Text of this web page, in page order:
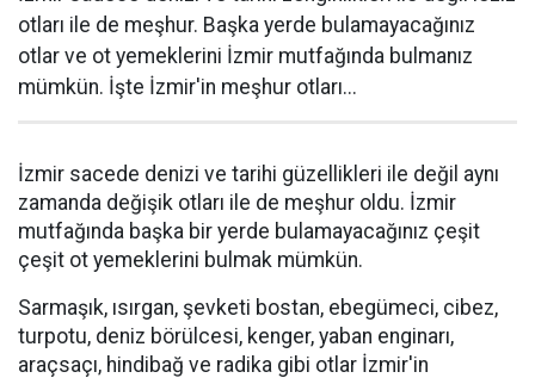
otları ile de meşhur. Başka yerde bulamayacağınız
otlar ve ot yemeklerini İzmir mutfağında bulmanız
mümkün. İşte İzmir'in meşhur otları...
İzmir sacede denizi ve tarihi güzellikleri ile değil aynı
zamanda değişik otları ile de meşhur oldu. İzmir
mutfağında başka bir yerde bulamayacağınız çeşit
çeşit ot yemeklerini bulmak mümkün.
Sarmaşık, ısırgan, şevketi bostan, ebegümeci, cibez,
turpotu, deniz börülcesi, kenger, yaban enginarı,
araçsaçı, hindibağ ve radika gibi otlar İzmir'in